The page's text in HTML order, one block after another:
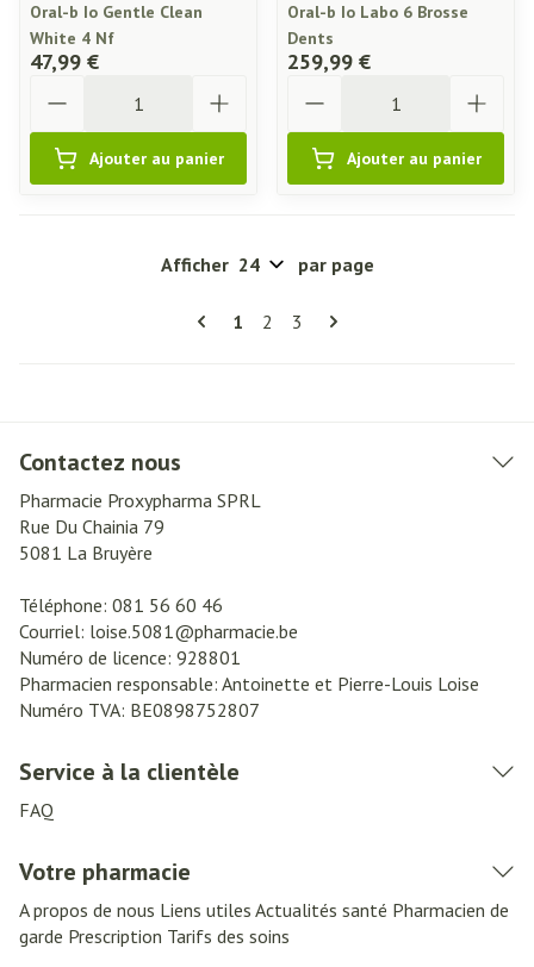
Oral-b Io Gentle Clean
White 4 Nf
47,99 €
Ajouter au panier
Oral-b Io Labo 6 Brosse
Dents
259,99 €
Ajouter au panier
Pages
Vous lisez actuellement la page
1 Page
2 Page
3
Afficher par page
Contactez nous
Pharmacie Proxypharma SPRL
Rue Du Chainia 79
5081 La Bruyère
Téléphone: 081 56 60 46
Courriel: loise.5081@pharmacie.be
Numéro de licence: 928801
Pharmacien responsable: Antoinette et Pierre-Louis Loise
Numéro TVA: BE0898752807
Service à la clientèle
FAQ
Votre pharmacie
A propos de nous Liens utiles Actualités santé Pharmacien de
garde Prescription Tarifs des soins